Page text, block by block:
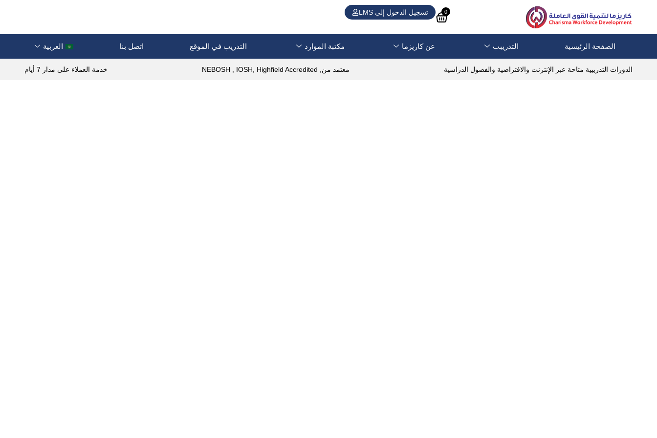
0 تسجيل الدخول إلى LMS
الصفحة الرئيسية التدريبب عن كاريزما مكتبة الموارد التدريب في الموقع اتصل بنا العربية
الدورات التدريبية متاحة عبر الإنترنت والافتراضية والفصول الدراسية معتمد من, NEBOSH , IOSH, Highfield Accredited خدمة العملاء على مدار 7 أيام